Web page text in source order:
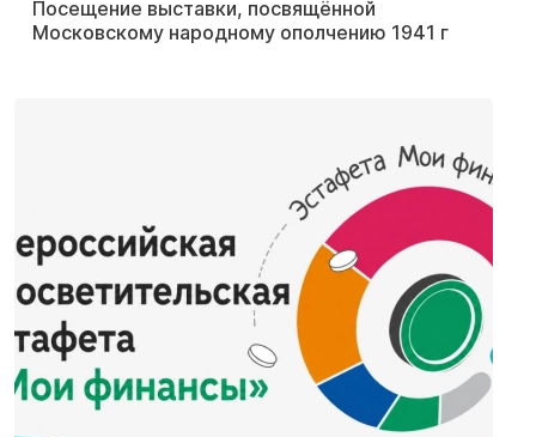
Посещение выставки, посвящённой
Московскому народному ополчению 1941 г